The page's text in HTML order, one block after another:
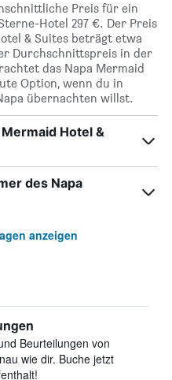
Preis für ein
Hotel 297 €. Der Preis
& Suites beträgt etwa
Durchschnittspreis in der
das Napa Mermaid
Option, wenn du in
übernachten willst.
Hotel &
des Napa
anzeigen
Beurteilungen von
wie dir. Buche jetzt